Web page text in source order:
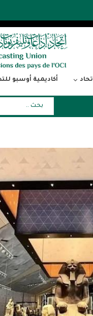
أكاديمية أوسبو